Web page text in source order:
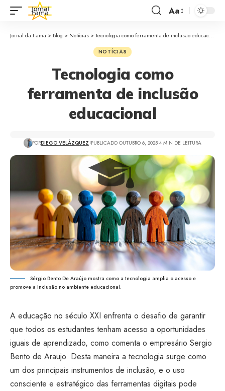
Aa
Jornal da Fama > Blog > Notícias >Tecnologia como ferramenta de inclusão educacional
NOTÍCIAS
Tecnologia como
ferramenta de inclusão
educacional
PORDIEGO VELÁZQUEZ PUBLICADO OUTUBRO 6, 2025 4 MIN DE LEITURA
Sérgio Bento De Araújo mostra como a tecnologia amplia o acesso e
promove a inclusão no ambiente educacional.
A educação no século XXI enfrenta o desafio de garantir
que todos os estudantes tenham acesso a oportunidades
iguais de aprendizado, como comenta o empresário Sergio
Bento de Araujo. Desta maneira a tecnologia surge como
um dos principais instrumentos de inclusão, e o uso
consciente e estratégico das ferramentas digitais pode